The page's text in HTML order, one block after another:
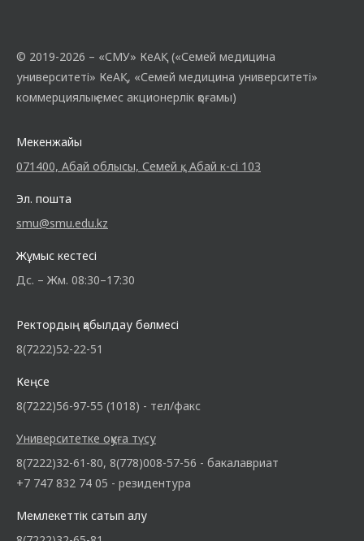
© 2019-2026 – «СМУ» КеАҚ («Семей медицина
университеті» КеАҚ, «Семей медицина университеті»
коммерциялық емес акционерлік қоғамы)
Мекенжайы
071400, Абай облысы, Семей қ., Абай к-сі 103
Эл. пошта
smu@smu.edu.kz
Жұмыс кестесі
Дс. – Жм. 08:30–17:30
Ректордың қабылдау бөлмесі
8(7222)52-22-51
Кеңсе
8(7222)56-97-55 (1018) - тел/факс
Университетке оқуға түсу
8(7222)32-61-80, 8(778)008-57-56 - бакалавриат
+7 747 832 74 05 - резидентура
Мемлекеттік сатып алу